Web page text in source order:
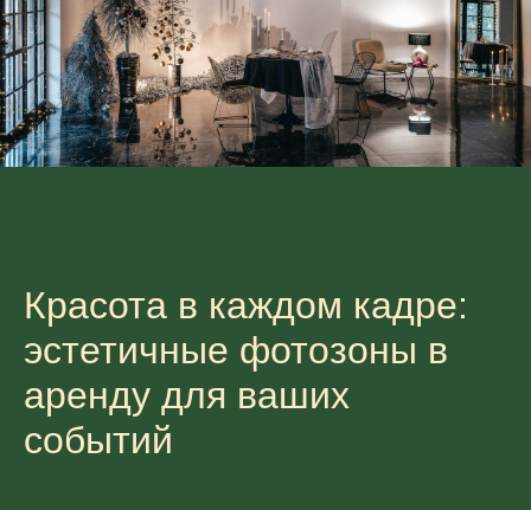
Красота в каждом кадре:
эстетичные фотозоны в
аренду для ваших
событий